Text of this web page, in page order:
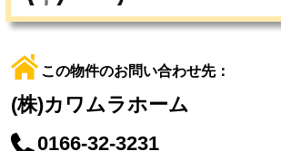
この物件のお問い合わせ先：
(株)カワムラホーム
0166-32-3231